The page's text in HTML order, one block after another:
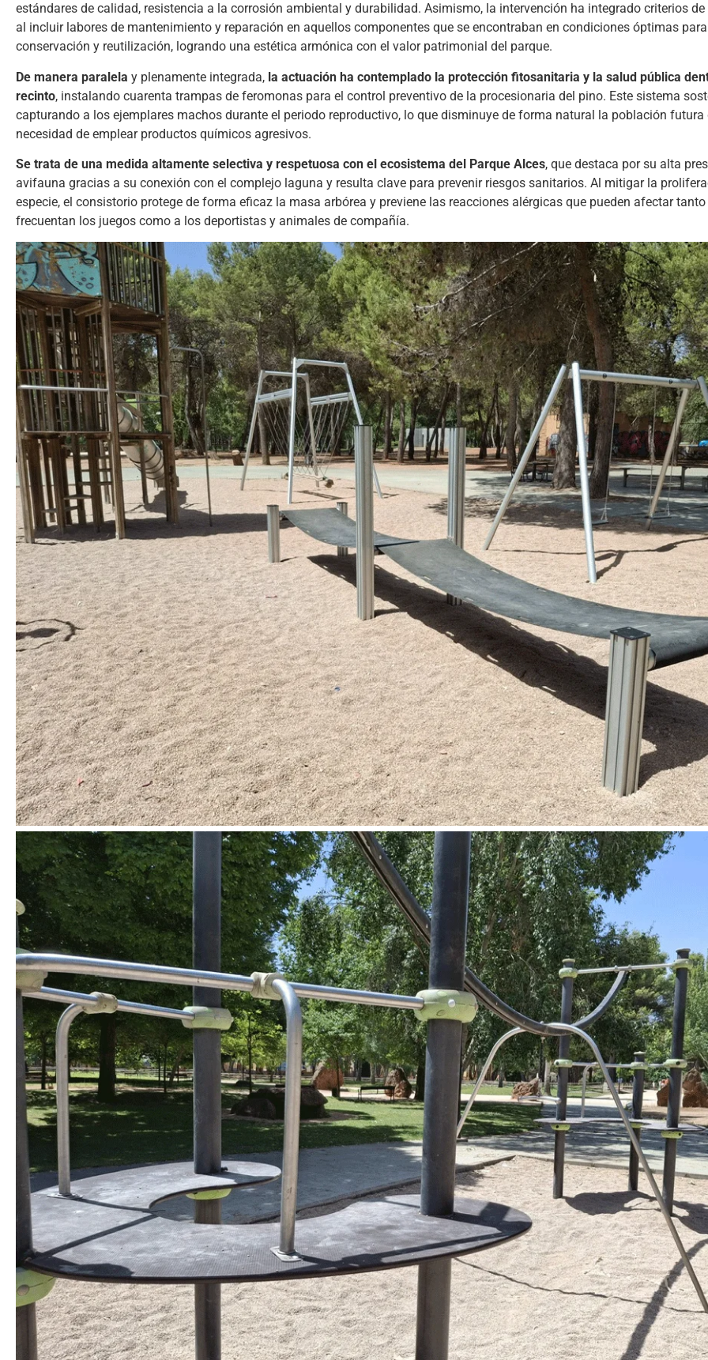
estándares de calidad, resistencia a la corrosión ambiental y durabilidad. Asimismo, la intervención ha integrado criterios
al incluir labores de mantenimiento y reparación en aquellos componentes que se encontraban en condiciones óptimas
conservación y reutilización, logrando una estética armónica con el valor patrimonial del parque.
De manera paralela y plenamente integrada, la actuación ha contemplado la protección fitosanitaria y la salud pública
recinto, instalando cuarenta trampas de feromonas para el control preventivo de la procesionaria del pino. Este sistema
capturando a los ejemplares machos durante el periodo reproductivo, lo que disminuye de forma natural la población futura
necesidad de emplear productos químicos agresivos.
Se trata de una medida altamente selectiva y respetuosa con el ecosistema del Parque Alces, que destaca por su alta
avifauna gracias a su conexión con el complejo laguna y resulta clave para prevenir riesgos sanitarios. Al mitigar la
especie, el consistorio protege de forma eficaz la masa arbórea y previene las reacciones alérgicas que pueden afectar
frecuentan los juegos como a los deportistas y animales de compañía.